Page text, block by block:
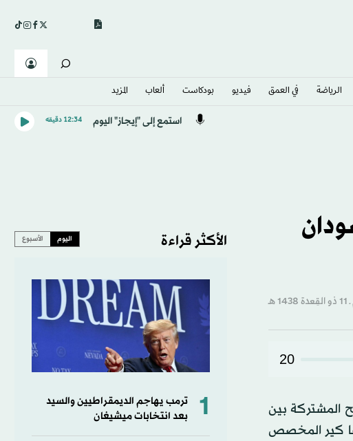
الرياضة في العمق فيديو بودكاست ألعاب المزيد
استمع إلى "إيجاز" اليوم 12:34 دقيقه
20
المشتركة بين
كير المخصص
الأكثر قراءة اليوم الأسبوع
1
ترمب يهاجم الديمقراطيين والسيد
بعد انتخابات ميشيغان